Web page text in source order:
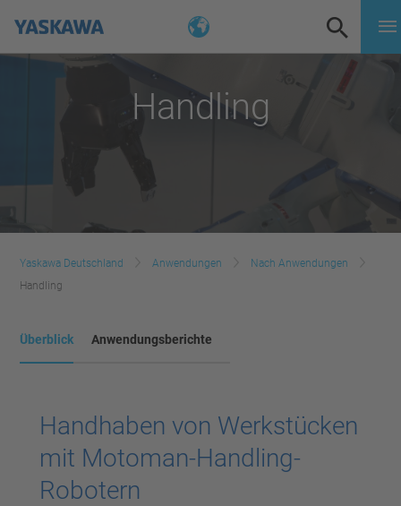
Handling
Yaskawa Deutschland Anwendungen
Nach Anwendungen
Handling
Überblick Anwendungsberichte
Handhaben von Werkstücken
mit Motoman-Handling-
Robotern